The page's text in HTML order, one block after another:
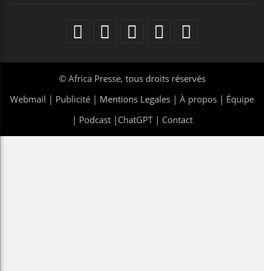
© Africa Presse, tous droits réservés
Webmail | Publicité | Mentions Legales | À propos | Équipe
| Podcast| ChatGPT| Contact